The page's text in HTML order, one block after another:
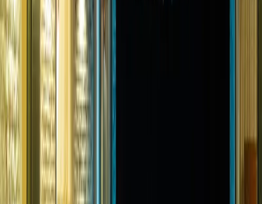
başlayan fiyatlarla
Resmi Belge
Kültür ve Turizm Bakanlığı
Belge No:
07-1793
Giriş - Çıkış Tarihi
Yetişkin Çocuk
Konaklama Kuralı
Minimum4 gece